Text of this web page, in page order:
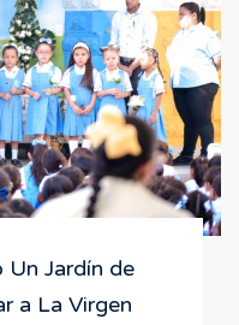
Un Jardín de
a La Virgen